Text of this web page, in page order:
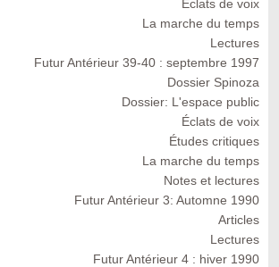
Eclats de voix
La marche du temps
Lectures
Futur Antérieur 39-40 : septembre 1997
Dossier Spinoza
Dossier: L'espace public
Éclats de voix
Études critiques
La marche du temps
Notes et lectures
Futur Antérieur 3: Automne 1990
Articles
Lectures
Futur Antérieur 4 : hiver 1990